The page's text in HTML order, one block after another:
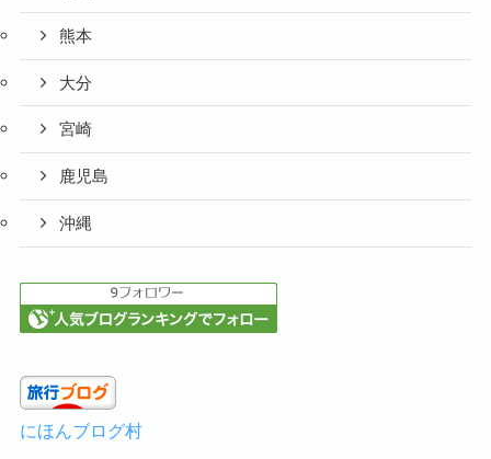
熊本
大分
宮崎
鹿児島
沖縄
にほんブログ村